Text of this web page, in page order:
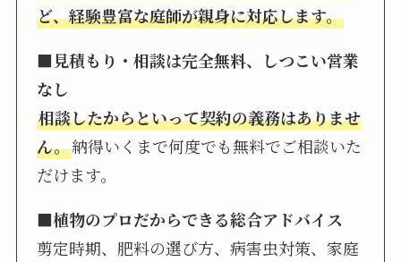
ど、経験豊富な庭師が親身に対応します。
■見積もり・相談は完全無料、しつこい営業
なし
相談したからといって契約の義務はありませ
ん。納得いくまで何度でも無料でご相談いた
だけます。
■植物のプロだからできる総合アドバイス
剪定時期、肥料の選び方、病害虫対策、家庭